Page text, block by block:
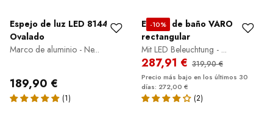
Espejo de luz LED 8144-2.0
Ovalado
Marco de aluminio - Ne...
189,90 €
-10%
Espejo de baño VARO
rectangular
Mit LED Beleuchtung - ...
287,91 € 319,90 €
Precio más bajo en los últimos 30
días: 272,00 €